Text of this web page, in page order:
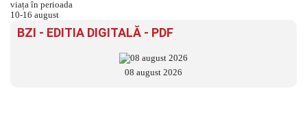
BZI - EDITIA DIGITALĂ - PDF
08 august 2026